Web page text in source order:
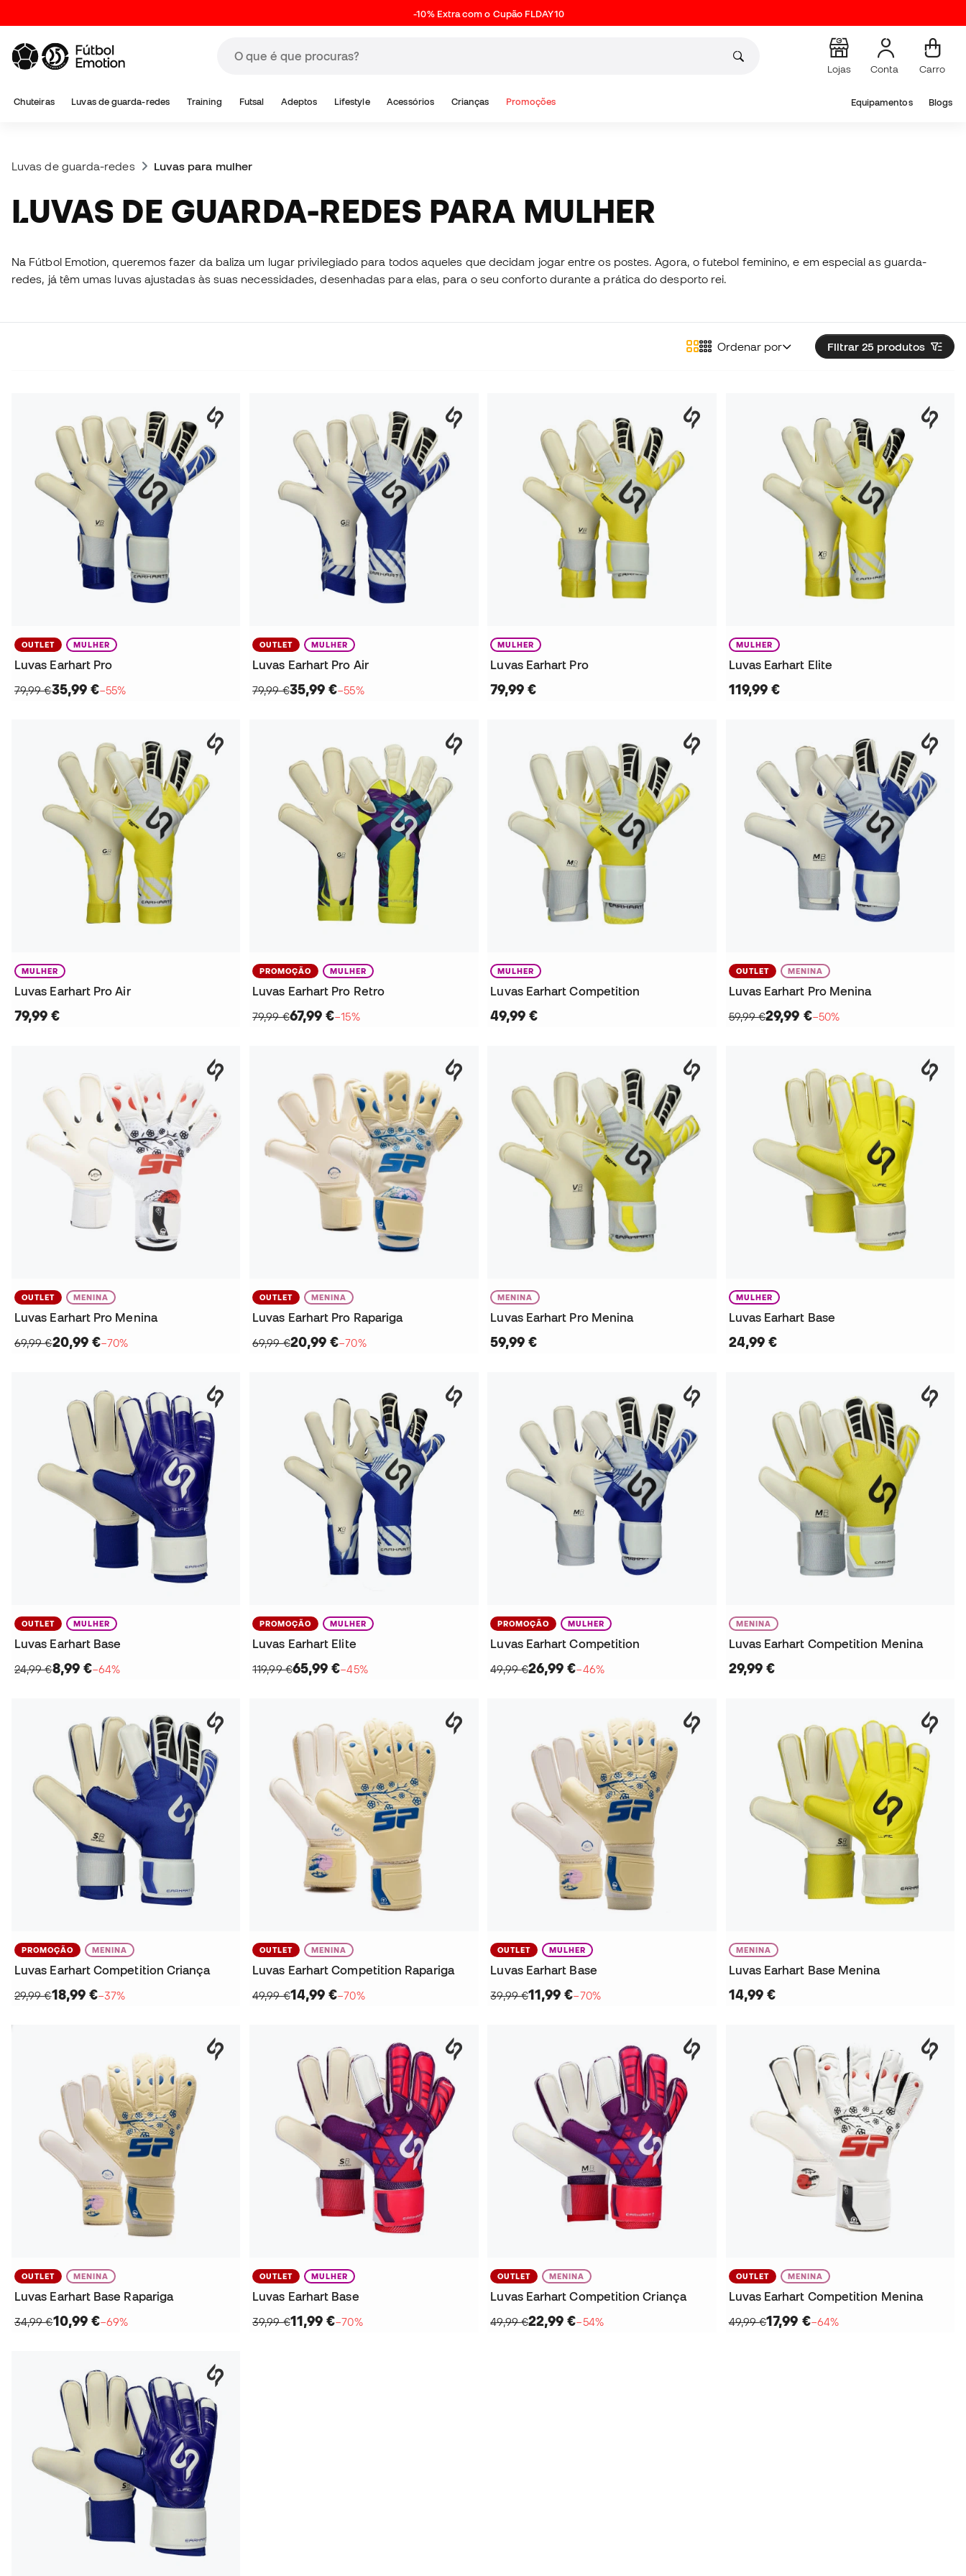
-10% Extra com o Cupão FLDAY10
Lojas Conta Carro
Chuteiras Luvas de guarda-redes Training Futsal Adeptos Lifestyle Acessórios Crianças Promoções Equipamentos Blogs
Luvas de guarda-redes Luvas para mulher
LUVAS DE GUARDA-REDES PARA MULHER
Na Fútbol Emotion, queremos fazer da baliza um lugar privilegiado para todos aqueles que decidam jogar entre os postes. Agora, o futebol feminino, e em especial as guarda-
redes, já têm umas luvas ajustadas às suas necessidades, desenhadas para elas, para o seu conforto durante a prática do desporto rei.
Filtrar 25 produtos
Ordenar por
OUTLET MULHER
Luvas Earhart Pro
79,99 €35,99 €−55%
OUTLET MULHER
Luvas Earhart Pro Air
79,99 €35,99 €−55%
MULHER
Luvas Earhart Pro
79,99 €
MULHER
Luvas Earhart Elite
119,99 €
MULHER
Luvas Earhart Pro Air
79,99 €
PROMOÇÃO MULHER
Luvas Earhart Pro Retro
79,99 €67,99 €−15%
MULHER
Luvas Earhart Competition
49,99 €
OUTLET MENINA
Luvas Earhart Pro Menina
59,99 €29,99 €−50%
OUTLET MENINA
Luvas Earhart Pro Menina
69,99 €20,99 €−70%
OUTLET MENINA
Luvas Earhart Pro Rapariga
69,99 €20,99 €−70%
MENINA
Luvas Earhart Pro Menina
59,99 €
MULHER
Luvas Earhart Base
24,99 €
OUTLET MULHER
Luvas Earhart Base
24,99 €8,99 €−64%
PROMOÇÃO MULHER
Luvas Earhart Elite
119,99 €65,99 €−45%
PROMOÇÃO MULHER
Luvas Earhart Competition
49,99 €26,99 €−46%
MENINA
Luvas Earhart Competition Menina
29,99 €
PROMOÇÃO MENINA
Luvas Earhart Competition Criança
29,99 €18,99 €−37%
OUTLET MENINA
Luvas Earhart Competition Rapariga
49,99 €14,99 €−70%
OUTLET MULHER
Luvas Earhart Base
39,99 €11,99 €−70%
MENINA
Luvas Earhart Base Menina
14,99 €
OUTLET MENINA
Luvas Earhart Base Rapariga
34,99 €10,99 €−69%
OUTLET MULHER
Luvas Earhart Base
39,99 €11,99 €−70%
OUTLET MENINA
Luvas Earhart Competition Criança
49,99 €22,99 €−54%
OUTLET MENINA
Luvas Earhart Competition Menina
49,99 €17,99 €−64%